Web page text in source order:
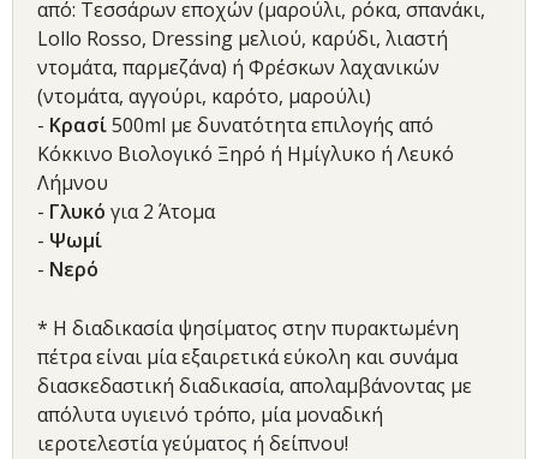
από: Τεσσάρων εποχών (μαρούλι, ρόκα, σπανάκι,
Lollo Rosso, Dressing μελιού, καρύδι, λιαστή
ντομάτα, παρμεζάνα) ή Φρέσκων λαχανικών
(ντομάτα, αγγούρι, καρότο, μαρούλι)
- Κρασί500ml με δυνατότητα επιλογής από
Kόκκινο Βιολογικό Ξηρό ή Ημίγλυκο ή Λευκό
Λήμνου
- Γλυκό για 2 Άτομα
- Ψωμί
- Νερό
* Η διαδικασία ψησίματος στην πυρακτωμένη
πέτρα είναι μία εξαιρετικά εύκολη και συνάμα
διασκεδαστική διαδικασία, απολαμβάνοντας με
απόλυτα υγιεινό τρόπο, μία μοναδική
ιεροτελεστία γεύματος ή δείπνου!